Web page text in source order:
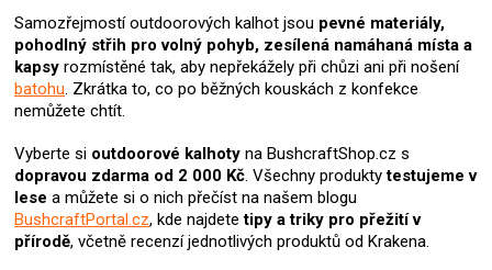
p
i
s
u
Samozřejmostí outdoorových kalhot jsou pevné materiály,
pohodlný střih pro volný pohyb, zesílená namáhaná místa a
kapsy rozmístěné tak, aby nepřekážely při chůzi ani při nošení
batohu. Zkrátka to, co po běžných kouskách z konfekce
nemůžete chtít.
Vyberte si outdoorové kalhoty na BushcraftShop.cz s
dopravou zdarma od 2 000 Kč. Všechny produktytestujeme v
lese a můžete si o nich přečíst na našem blogu
BushcraftPortal.cz, kde najdetetipy a triky pro přežití v
přírodě, včetně recenzí jednotlivých produktů od Krakena.